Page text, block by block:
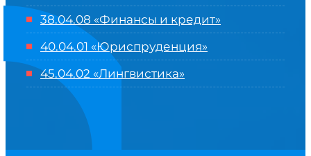
38.04.08 «Финансы и кредит»
40.04.01 «Юриспруденция»
45.04.02 «Лингвистика»